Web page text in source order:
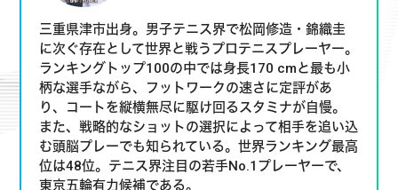
三重県津市出身。男子テニス界で松岡修造・錦織圭
に次ぐ存在として世界と戦うプロテニスプレーヤー。
ランキングトップ100の中では身長170 cmと最も小
柄な選手ながら、フットワークの速さに定評があ
り、コートを縦横無尽に駆け回るスタミナが自慢。
また、戦略的なショットの選択によって相手を追い込
む頭脳プレーでも知られている。世界ランキング最高
位は48位。テニス界注目の若手No.1プレーヤーで、
東京五輪有力候補である。